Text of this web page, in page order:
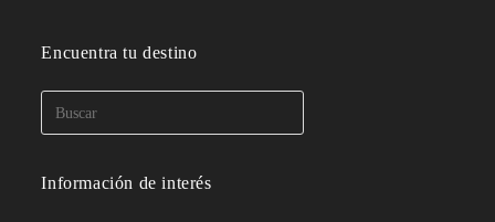
Encuentra tu destino
Información de interés